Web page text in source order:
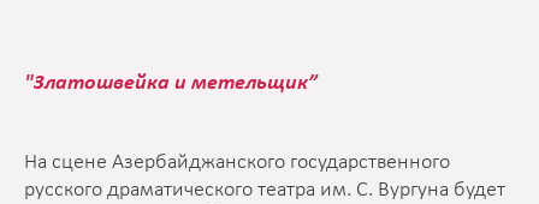
"Златошвейка и метельщик”
На сцене Азербайджанского государственного
русского драматического театра им. С. Вургуна будет